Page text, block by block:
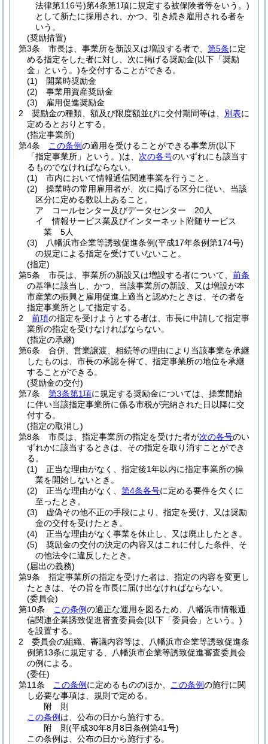
法律第116号)第4条第1項に規定する被保険者等をいう。)
として新たに採用され、かつ、引き続き雇用される者を
いう。
(奨励措置)
第3条
市長は、事業所を新設又は増設する者で、 第5条に定
める指定をした者に対し、次に掲げる奨励金(以下「奨励
金」という。)を交付することができる。
(1)
開業時奨励金
(2)
事業用資産奨励金
(3)
雇用促進奨励金
2
奨励金の種類、額及び限度額並びに交付期間等は、 別表に
定めるとおりとする。
(指定事業所)
第4条
この条例の適用を受けることができる事業所(以下
「指定事業所」という。)は、 次の各号のいずれにも該当す
るものでなければならない。
(1)
市内において情報通信関連事業を行うこと。
(2)
操業時の常用雇用者が、次に掲げる区分に従い、当該
区分に定める数以上あること。
ア
コールセンター及びデータセンター 20人
イ
情報サービス業及びインターネット附随サービス
業 5人
(3)
八幡浜市企業等誘致促進条例(平成17年条例第174号)
の規定による指定を受けていないこと。
(指定)
第5条
市長は、事業所の新設又は増設する者について、 前条
の基準に該当し、かつ、当該事業所の新設、又は増設が本
市産業の振興と雇用促進上適当と認めたときは、その者を
指定事業所として指定する。
2
前項の指定を受けようとする者は、市長に申請して指定事
業所の指定を受けなければならない。
(指定の承継)
第6条
合併、営業譲渡、相続等の理由により当該事業を承継
したものは、市長の承認を得て、指定事業所の地位を承継
することができる。
(奨励金の交付)
第7条
第3条第1項に規定する奨励金については、操業開始
に伴い当該指定事業所に係る市税が完納された日以降に交
付する。
(指定の取消し)
第8条
市長は、指定事業所の指定を受けた者が次の各号のい
ずれかに該当するときは、その指定を取り消すことができ
る。
(1)
正当な理由がなく、指定後1年以内に指定事業所の操
業を開始しないとき。
(2)
正当な理由がなく、 第4条各号に定める要件を欠くに
至ったとき。
(3)
虚偽その他不正の手段により、指定を受け、又は奨励
金の交付を受けたとき。
(4)
正当な理由がなく事業を休止し、又は廃止したとき。
(5)
奨励金の交付の決定の内容又はこれに付した条件、そ
の他法令に違反したとき。
(届出の義務)
第9条
指定事業所の指定を受けた者は、指定の内容を変更し
たときは、その旨を市長に届け出なければならない。
(委員会)
第10条
この条例の適正な運用を図るため、八幡浜市情報通
信関連企業誘致促進審査委員会(以下「委員会」という。)
を設置する。
2
委員会の組織、審議内容等は、八幡浜市企業等誘致促進条
例第13条に規定する、八幡浜市企業等誘致促進審査委員会
の例による。
(委任)
第11条
この条例 に定めるもののほか、 この条例の施行に関
し必要な事項は、規則で定める。
附 則
この条例 は、公布の日から施行する。
附 則(平成30年8月8日条例第41号)
この条例は、公布の日から施行する。